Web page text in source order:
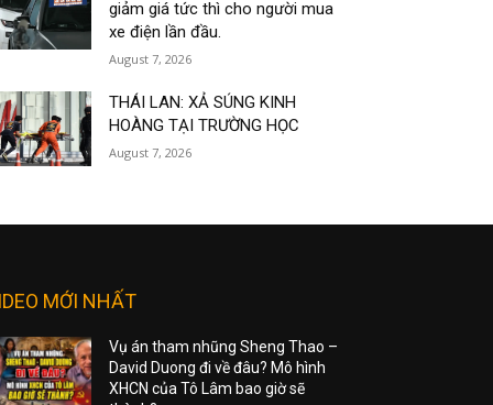
giảm giá tức thì cho người mua
xe điện lần đầu.
August 7, 2026
THÁI LAN: XẢ SÚNG KINH
HOÀNG TẠI TRƯỜNG HỌC
August 7, 2026
MỚI NHẤT
Vụ án tham nhũng Sheng Thao –
David Duong đi về đâu? Mô hình
XHCN của Tô Lâm bao giờ sẽ